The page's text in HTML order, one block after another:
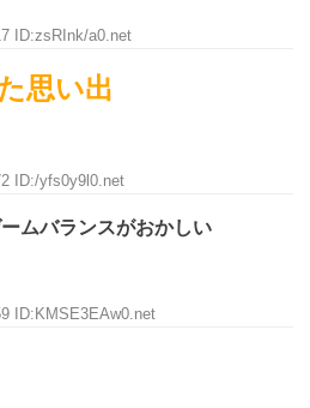
ID:zsRInk/a0.net
思い出
ID:/yfs0y9l0.net
ムバランスがおかしい
ID:KMSE3EAw0.net